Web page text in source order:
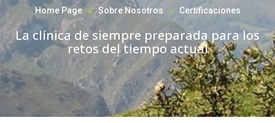
Home Page Sobre Nosotros Certificaciones
La clínica de siempre preparada para los
retos del tiempo actual